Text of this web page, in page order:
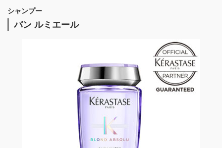
シャンプー
バン ルミエール